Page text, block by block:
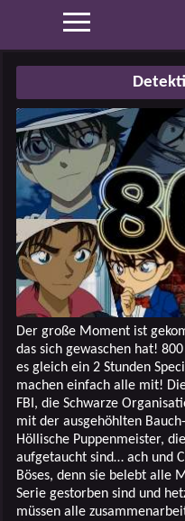
Der große Moment ist
das sich gewaschen hat!
es gleich ein 2 Stunden
machen einfach alle mit!
FBI, die Schwarze
mit der ausgehöhlten
Höllische Puppenmeister,
aufgetaucht sind… ach und
Böses, denn sie belebt alle
Serie gestorben sind und
müssen alle